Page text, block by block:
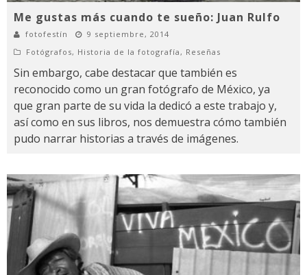
Me gustas más cuando te sueño: Juan Rulfo
fotofestín
9 septiembre, 2014
Fotógrafos, Historia de la fotografía, Reseñas
Sin embargo, cabe destacar que también es
reconocido como un gran fotógrafo de México, ya
que gran parte de su vida la dedicó a este trabajo y,
así como en sus libros, nos demuestra cómo también
pudo narrar historias a través de imágenes.